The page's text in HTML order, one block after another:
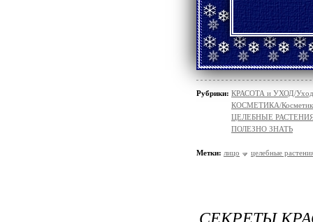
Рубрики: КРАСОТА и УХОД/Уход
КОСМЕТИКА/
ЦЕЛЕБНЫЕ
ПОЛЕЗНО ЗНАТЬ
Метки: лицо целебные
СЕКРЕТЫ